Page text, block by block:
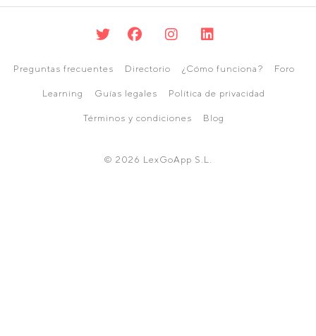
Preguntas frecuentes Directorio ¿Cómo funciona? Foro
Learning Guías legales Política de privacidad
Términos y condiciones Blog
© 2026 LexGoApp S.L.